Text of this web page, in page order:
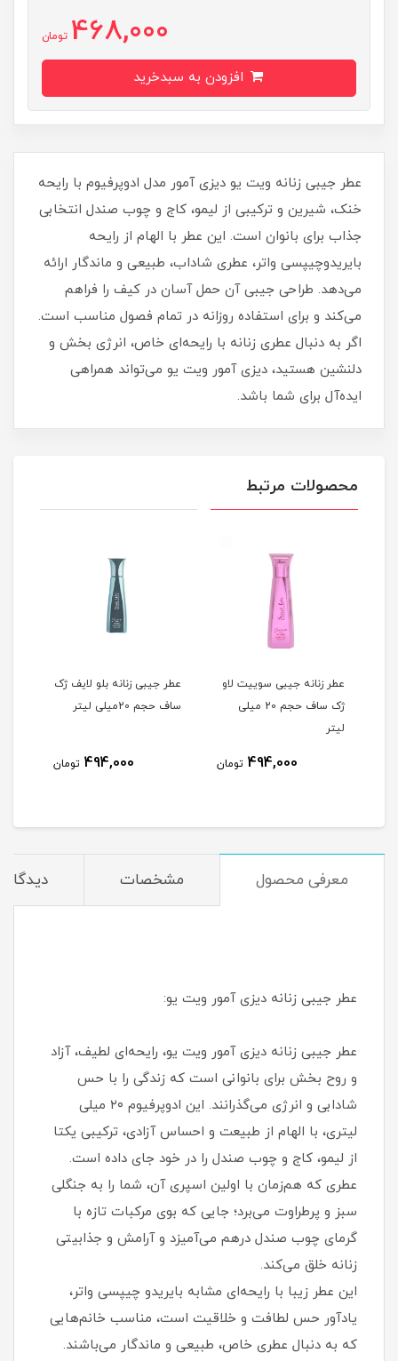
468,000 تومان
عطر جیبی زنانه ویت یو دیزی آمور مدل ادوپرفیوم با رایحه
خنک، شیرین و ترکیبی از لیمو، کاج و چوب صندل انتخابی
جذاب برای بانوان است. این عطر با الهام از رایحه
بایریدوچیپسی واتر، عطری شاداب، طبیعی و ماندگار ارائه
می‌دهد. طراحی جیبی آن حمل آسان در کیف را فراهم
می‌کند و برای استفاده روزانه در تمام فصول مناسب است.
اگر به دنبال عطری زنانه با رایحه‌ای خاص، انرژی‌ بخش و
دلنشین هستید، دیزی آمور ویت یو می‌تواند همراهی
ایده‌آل برای شما باشد.
محصولات مرتبط
عطر زنانه جیبی سوییت لاو
ژک ساف حجم 20 میلی
لیتر
494,000 تومان
عطر جیبی زنانه بلو لایف ژک
ساف حجم 20میلی لیتر
494,000 تومان
معرفی محصول مشخصات
عطر جیبی زنانه دیزی آمور ویت یو:
عطر جیبی زنانه دیزی آمور ویت یو، رایحه‌ای لطیف، آزاد
و روح‌ بخش برای بانوانی است که زندگی را با حس
شادابی و انرژی می‌گذرانند. این ادوپرفیوم ۲۰ میلی‌
لیتری، با الهام از طبیعت و احساس آزادی، ترکیبی یکتا
از لیمو، کاج و چوب صندل را در خود جای داده است.
عطری که هم‌زمان با اولین اسپری آن، شما را به جنگلی
سبز و پرطراوت می‌برد؛ جایی که بوی مرکبات تازه با
گرمای چوب صندل درهم می‌آمیزد و آرامش و جذابیتی
زنانه خلق می‌کند.
این عطر زیبا با رایحه‌ای مشابه بایریدو چیپسی واتر،
یادآور حس لطافت و خلاقیت است، مناسب خانم‌هایی
که به دنبال عطری خاص، طبیعی و ماندگار می‌باشند.